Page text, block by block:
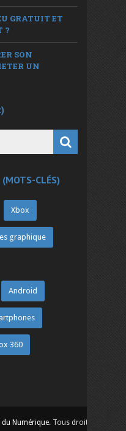
GRATUIT ET
?
SON
UN
CLÉS)
Xbox
graphique
Android
360
du Numérique. Tous droits réservés.